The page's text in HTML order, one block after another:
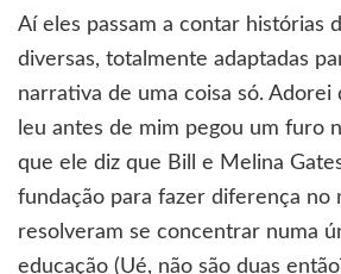
Aí eles passam a contar histórias
diversas, totalmente adaptadas
narrativa de uma coisa só. Adorei
leu antes de mim pegou um furo
que ele diz que Bill e Melina
fundação para fazer diferença no
resolveram se concentrar numa
educação (Ué, não são duas